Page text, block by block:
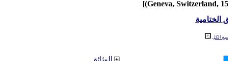
الختامية
الكل
الوثائق